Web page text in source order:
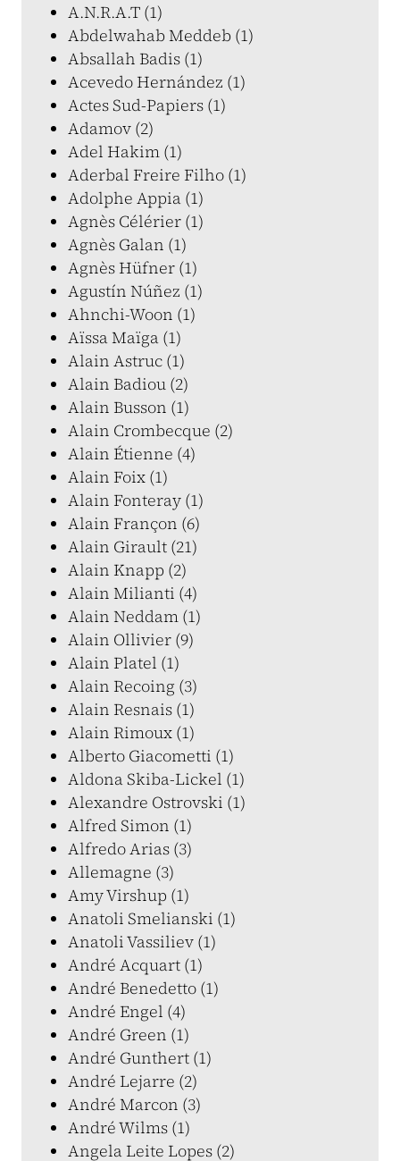
A.N.R.A.T (1)
Abdelwahab Meddeb (1)
Absallah Badis (1)
Acevedo Hernández (1)
Actes Sud-Papiers (1)
Adamov (2)
Adel Hakim (1)
Aderbal Freire Filho (1)
Adolphe Appia (1)
Agnès Célérier (1)
Agnès Galan (1)
Agnès Hüfner (1)
Agustín Núñez (1)
Ahnchi-Woon (1)
Aïssa Maïga (1)
Alain Astruc (1)
Alain Badiou (2)
Alain Busson (1)
Alain Crombecque (2)
Alain Étienne (4)
Alain Foix (1)
Alain Fonteray (1)
Alain Françon (6)
Alain Girault (21)
Alain Knapp (2)
Alain Milianti (4)
Alain Neddam (1)
Alain Ollivier (9)
Alain Platel (1)
Alain Recoing (3)
Alain Resnais (1)
Alain Rimoux (1)
Alberto Giacometti (1)
Aldona Skiba-Lickel (1)
Alexandre Ostrovski (1)
Alfred Simon (1)
Alfredo Arias (3)
Allemagne (3)
Amy Virshup (1)
Anatoli Smelianski (1)
Anatoli Vassiliev (1)
André Acquart (1)
André Benedetto (1)
André Engel (4)
André Green (1)
André Gunthert (1)
André Lejarre (2)
André Marcon (3)
André Wilms (1)
Angela Leite Lopes (2)